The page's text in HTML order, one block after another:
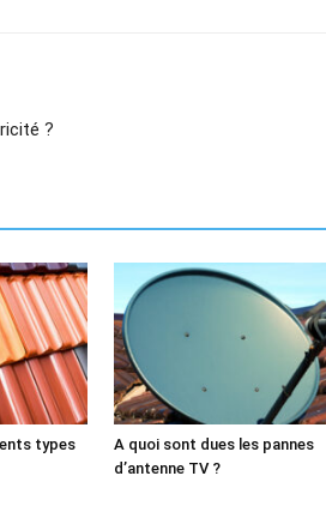
?
types
A quoi sont dues les pannes
d’antenne TV ?